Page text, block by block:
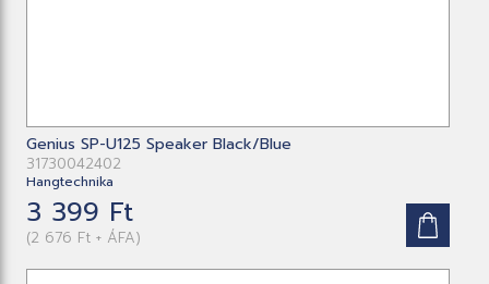
Genius SP-U125 Speaker Black/Blue
31730042402
Hangtechnika
3 399 Ft
(2 676 Ft + ÁFA)